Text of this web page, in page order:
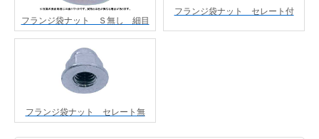
フランジ袋ナット Ｓ無し 細目
フランジ袋ナット セレート付
フランジ袋ナット セレート無